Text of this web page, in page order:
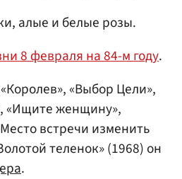
алые и белые розы.
8 февраля на 84-м году.
«Выбор Цели»,
«Ищите женщину»,
встречи изменить
теленок» (1968) он
.